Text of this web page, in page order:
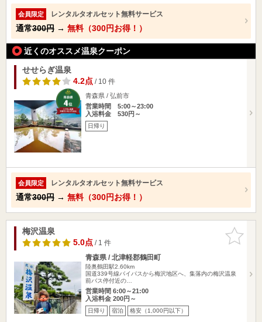
会員限定 レンタルタオルセット無料サービス
通常300円 → 無料（300円お得！）
近くのオススメ温泉クーポン
せせらぎ温泉
4.2点/ 10 件
青森県 / 弘前市
営業時間 5:00～23:00
入浴料金 530円～
日帰り
会員限定 レンタルタオルセット無料サービス
通常300円 → 無料（300円お得！）
お気に入
りに追加
梅沢温泉
5.0点/ 1 件
青森県 / 北津軽郡鶴田町
陸奥鶴田駅2.60km
国道339号線バイパスから梅沢地区へ、集落内の梅沢温泉
前バス停付近の…
営業時間 6:00～21:00
入浴料金 200円～
日帰り 宿泊 格安（1,000円以下）